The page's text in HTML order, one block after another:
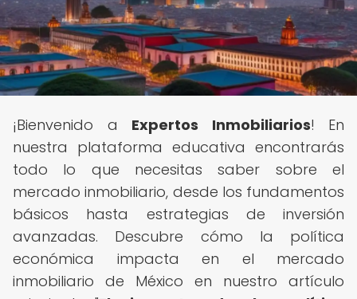
¡Bienvenido a Expertos Inmobiliarios! En
nuestra plataforma educativa encontrarás
todo lo que necesitas saber sobre el
mercado inmobiliario, desde los fundamentos
básicos hasta estrategias de inversión
avanzadas. Descubre cómo la política
económica impacta en el mercado
inmobiliario de México en nuestro artículo